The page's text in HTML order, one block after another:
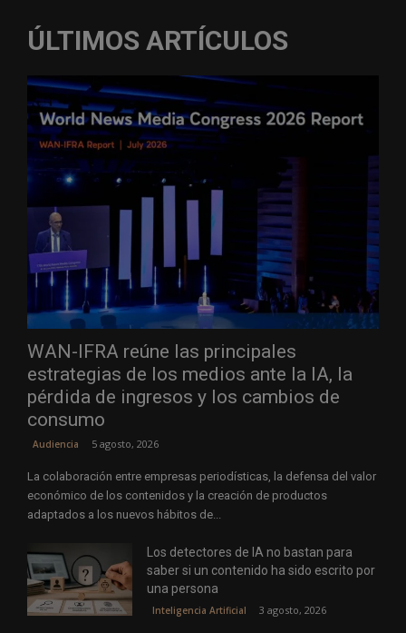
ÚLTIMOS ARTÍCULOS
WAN-IFRA reúne las principales
estrategias de los medios ante la IA, la
pérdida de ingresos y los cambios de
consumo
Audiencia 5 agosto, 2026
La colaboración entre empresas periodísticas, la defensa del valor
económico de los contenidos y la creación de productos
adaptados a los nuevos hábitos de...
Los detectores de IA no bastan para
saber si un contenido ha sido escrito por
una persona
Inteligencia Artificial 3 agosto, 2026